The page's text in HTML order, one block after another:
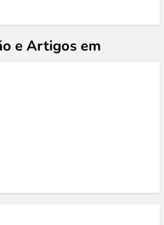
e Artigos em